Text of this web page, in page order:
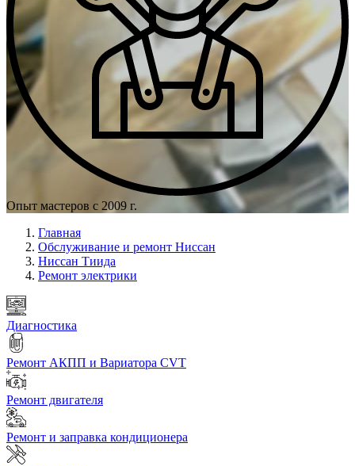
Опыт мастеров с 2009 г.
Главная
Обслуживание и ремонт Ниссан
Ниссан Тиида
Ремонт электрики
Диагностика
Ремонт АКПП и Вариатора CVT
Ремонт двигателя
Ремонт и заправка кондиционера